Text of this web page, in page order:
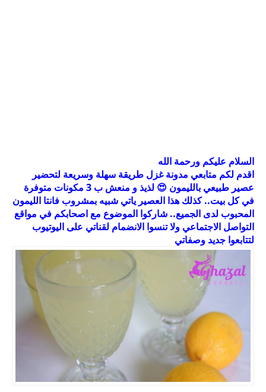
السلام عليكم ورحمة الله
اقدم لكم متابعي مدونة غزل طريقة سهلة وسريعة لتحضير
عصير طبيعي بالليمون 😍 لذيذ و منعش ب 3 مكونات متوفرة
في كل بيت.. كذلك هذا العصير ياتي شبيه بمشروب فانتا الليمون
المحبوب لدى الجميع.. شاركوا الموضوع مع اصحابكم في مواقع
التواصل الاجتماعي ولا تنسوا الانضمام لقناتي على اليوتيوب
لتتابعوا جديد وصفاتي